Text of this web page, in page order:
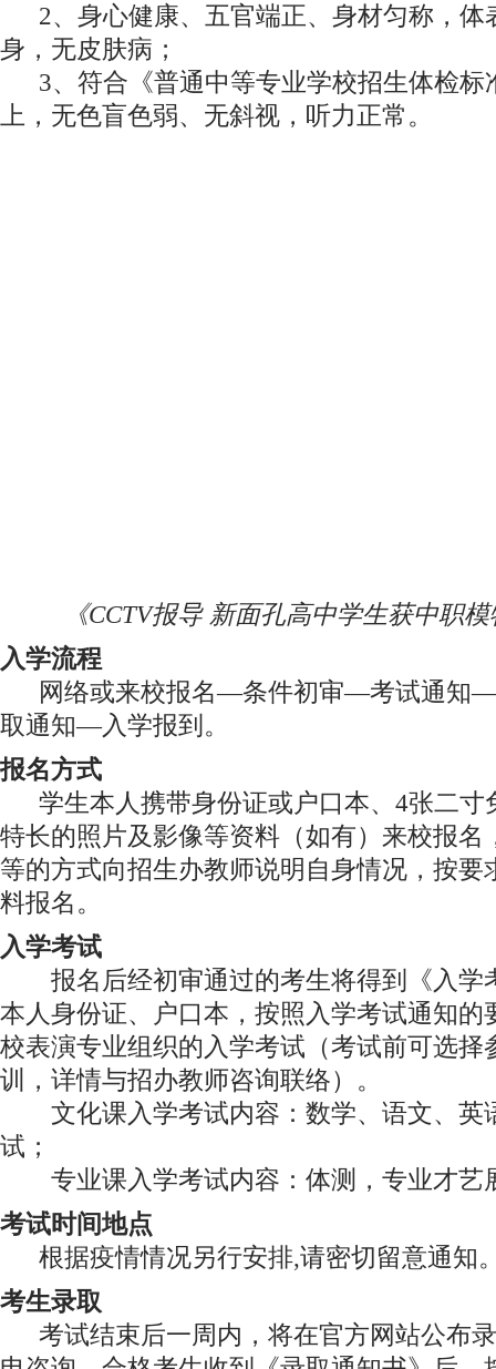
2、身心健康、五官端正、身材匀称，体
身，无皮肤病；
3、符合《普通中等专业学校招生体检标
上，无色盲色弱、无斜视，听力正常。
《CCTV报导 新面孔高中学生获中职
入学流程
网络或来校报名—条件初审—考试通知
取通知—入学报到。
报名方式
学生本人携带身份证或户口本、4张二寸
特长的照片及影像等资料（如有）来校报名
等的方式向招生办教师说明自身情况，按要
料报名。
入学考试
报名后经初审通过的考生将得到《入学
本人身份证、户口本，按照入学考试通知的
校表演专业组织的入学考试（考试前可选择
训，详情与招办教师咨询联络）。
文化课入学考试内容：数学、语文、英
试；
专业课入学考试内容：体测，专业才艺
考试时间地点
根据疫情情况另行安排,请密切留意通知
考生录取
考试结束后一周内，将在官方网站公布